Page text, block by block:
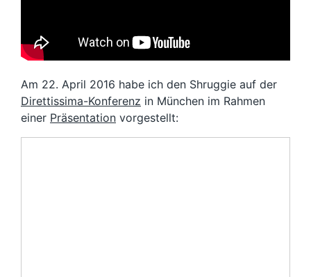
Am 22. April 2016 habe ich den Shruggie auf der
Direttissima-Konferenz in München im Rahmen
einer Präsentation vorgestellt: